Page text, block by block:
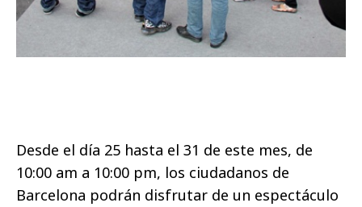
Desde el día 25 hasta el 31 de este mes, de
10:00 am a 10:00 pm, los ciudadanos de
Barcelona podrán disfrutar de un espectáculo